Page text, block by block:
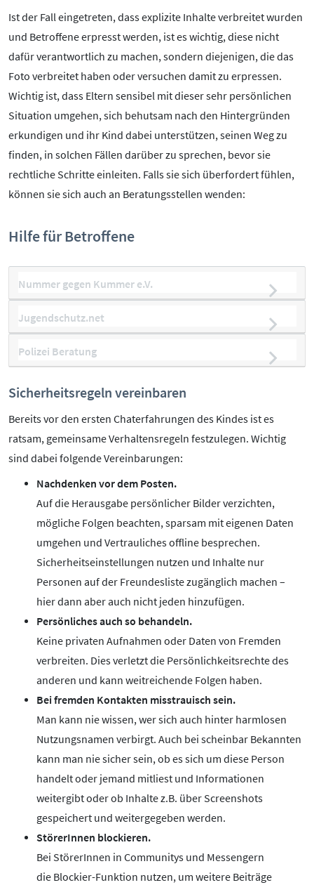
Ist der Fall eingetreten, dass explizite Inhalte verbreitet wurden
und Betroffene erpresst werden, ist es wichtig, diese nicht
dafür verantwortlich zu machen, sondern diejenigen, die das
Foto verbreitet haben oder versuchen damit zu erpressen.
Wichtig ist, dass Eltern sensibel mit dieser sehr persönlichen
Situation umgehen, sich behutsam nach den Hintergründen
erkundigen und ihr Kind dabei unterstützen, seinen Weg zu
finden, in solchen Fällen darüber zu sprechen, bevor sie
rechtliche Schritte einleiten. Falls sie sich überfordert fühlen,
können sie sich auch an Beratungsstellen wenden:
Hilfe für Betroffene
Nummer gegen Kummer e.V.
Jugendschutz.net
Polizei Beratung
Sicherheitsregeln vereinbaren
Bereits vor den ersten Chaterfahrungen des Kindes ist es
ratsam, gemeinsame Verhaltensregeln festzulegen. Wichtig
sind dabei folgende Vereinbarungen:
Nachdenken vor dem Posten.
Auf die Herausgabe persönlicher Bilder verzichten,
mögliche Folgen beachten, sparsam mit eigenen Daten
umgehen und Vertrauliches offline besprechen.
Sicherheitseinstellungen nutzen und Inhalte nur
Personen auf der Freundesliste zugänglich machen –
hier dann aber auch nicht jeden hinzufügen.
Persönliches auch so behandeln.
Keine privaten Aufnahmen oder Daten von Fremden
verbreiten. Dies verletzt die Persönlichkeitsrechte des
anderen und kann weitreichende Folgen haben.
Bei fremden Kontakten misstrauisch sein.
Man kann nie wissen, wer sich auch hinter harmlosen
Nutzungsnamen verbirgt. Auch bei scheinbar Bekannten
kann man nie sicher sein, ob es sich um diese Person
handelt oder jemand mitliest und Informationen
weitergibt oder ob Inhalte z.B. über Screenshots
gespeichert und weitergegeben werden.
StörerInnen blockieren.
Bei StörerInnen in Communitys und Messengern
die Blockier-Funktion nutzen, um weitere Beiträge